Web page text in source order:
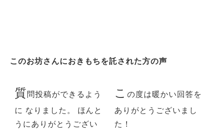
このお坊さんにおきもちを託された方の声
質 問投稿ができるよう
に なりました。 ほんと
うにありがとうござい
こ の度は暖かい回答を
ありがとうございまし
た！